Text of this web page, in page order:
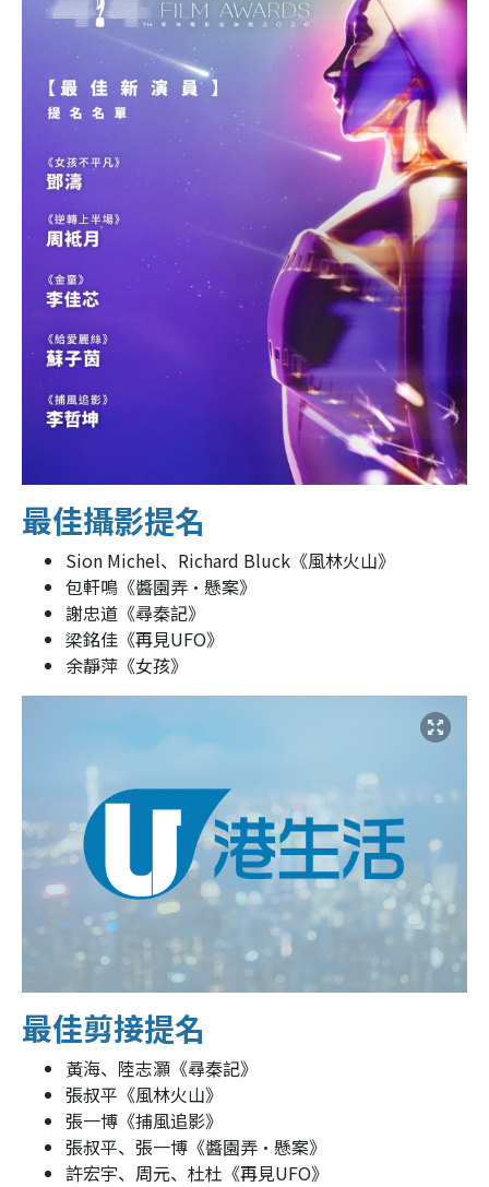
最佳攝影提名
Sion Michel、Richard Bluck《風林火山》
包軒鳴《醬園弄‧懸案》
謝忠道《尋秦記》
梁銘佳《再見UFO》
余靜萍《女孩》
最佳剪接提名
黃海、陸志灝《尋秦記》
張叔平《風林火山》
張一博《捕風追影》
張叔平、張一博《醬園弄‧懸案》
許宏宇、周元、杜杜《再見UFO》